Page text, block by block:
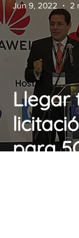
Llegar
para
Jun 9, 2022 2